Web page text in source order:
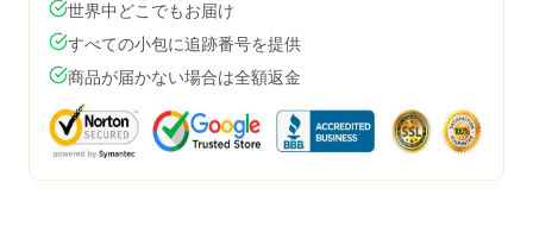
世界中どこでもお届け
すべての小包に追跡番号を提供
商品が届かない場合は全額返金